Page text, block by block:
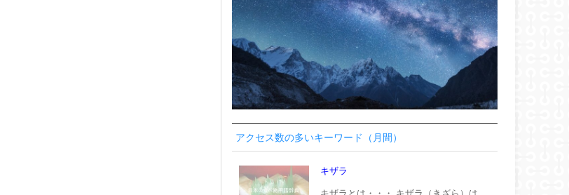
アクセス数の多いキーワード（月間）
キザラ
キザラとは・・・ キザラ（きざら）は、